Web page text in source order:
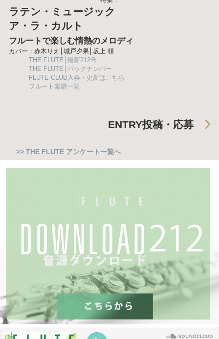
ラテン・ミュージック
ア・ラ・カルト
フルートで楽しむ情熱のメロディ
カバー：赤木りえ│城戸夕果│坂上 領
THE FLUTE│最新212号
THE FLUTE│バックナンバー
FLUTE CLUB入会・更新はこちら
フルート楽譜一覧
ENTRY投稿・応募
>> THE FLUTE アンケート一覧へ